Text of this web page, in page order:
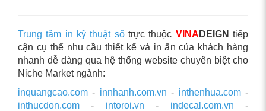
Trung tâm in kỹ thuật sốtrực thuộc VINA DEIGN tiếp
cận cụ thể nhu cầu thiết kế và in ấn của khách hàng
nhanh dễ dàng qua hệ thống website chuyên biệt cho
Niche Market ngành:
inquangcao.com - innhanh.com.vn - inthenhua.com-
inthucdon.com - intoroi.vn - indecal.com.vn -